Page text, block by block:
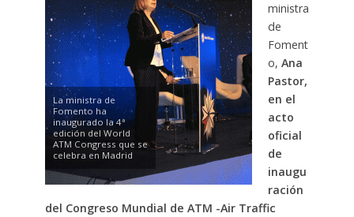
La ministra de
Fomento ha
inaugurado la 4ª
edición del World
ATM Congress que se
celebra en Madrid
ministra
de
Foment
o, Ana
Pastor,
en el
acto
oficial
de
inaugu
ración
del Congreso Mundial de ATM -Air Traffic